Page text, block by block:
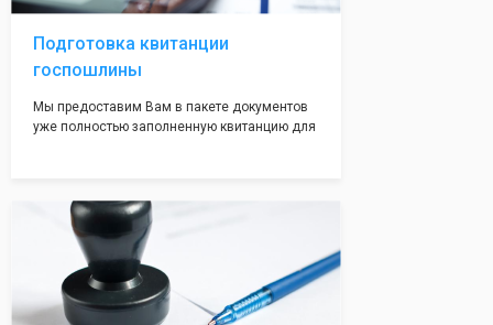
адреса не массовые и очень надежные!
Подготовка квитанции
госпошлины
Мы предоставим Вам в пакете документов
уже полностью заполненную квитанцию для
посредственно в налоговой инспекции при
подаче документов на регистрацию.